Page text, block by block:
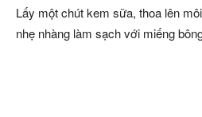
Lấy một chút kem sữa, thoa lên
nhẹ nhàng làm sạch với miếng